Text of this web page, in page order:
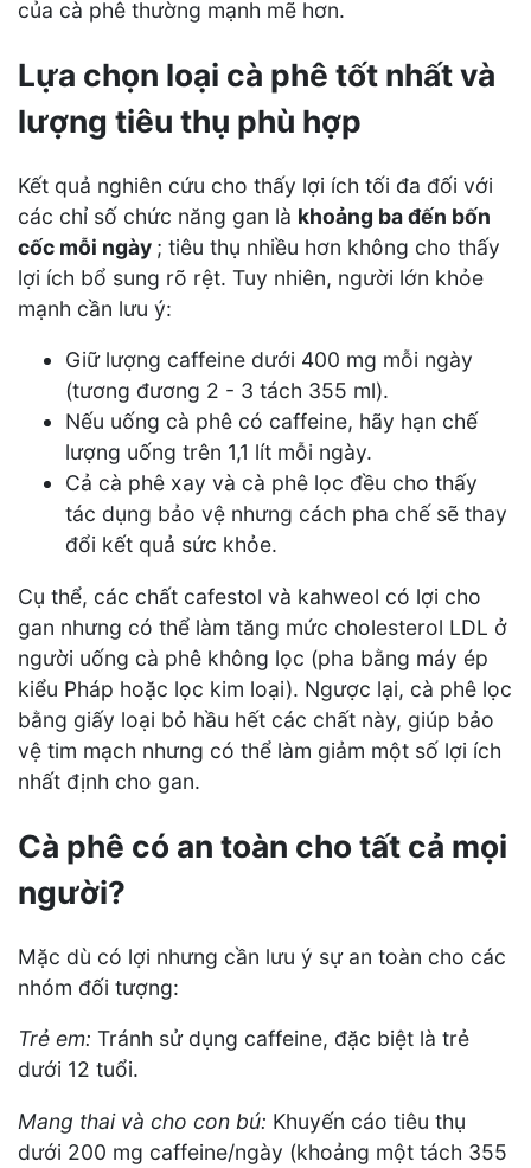
của cà phê thường mạnh mẽ hơn.
Lựa chọn loại cà phê tốt nhất và
lượng tiêu thụ phù hợp
Kết quả nghiên cứu cho thấy lợi ích tối đa đối với
các chỉ số chức năng gan là khoảng ba đến bốn
cốc mỗi ngày ; tiêu thụ nhiều hơn không cho thấy
lợi ích bổ sung rõ rệt. Tuy nhiên, người lớn khỏe
mạnh cần lưu ý:
Giữ lượng caffeine dưới 400 mg mỗi ngày
(tương đương 2 - 3 tách 355 ml).
Nếu uống cà phê có caffeine, hãy hạn chế
lượng uống trên 1,1 lít mỗi ngày.
Cả cà phê xay và cà phê lọc đều cho thấy
tác dụng bảo vệ nhưng cách pha chế sẽ thay
đổi kết quả sức khỏe.
Cụ thể, các chất cafestol và kahweol có lợi cho
gan nhưng có thể làm tăng mức cholesterol LDL ở
người uống cà phê không lọc (pha bằng máy ép
kiểu Pháp hoặc lọc kim loại). Ngược lại, cà phê lọc
bằng giấy loại bỏ hầu hết các chất này, giúp bảo
vệ tim mạch nhưng có thể làm giảm một số lợi ích
nhất định cho gan.
Cà phê có an toàn cho tất cả mọi
người?
Mặc dù có lợi nhưng cần lưu ý sự an toàn cho các
nhóm đối tượng:
Trẻ em: Tránh sử dụng caffeine, đặc biệt là trẻ
dưới 12 tuổi.
Mang thai và cho con bú: Khuyến cáo tiêu thụ
dưới 200 mg caffeine/ngày (khoảng một tách 355